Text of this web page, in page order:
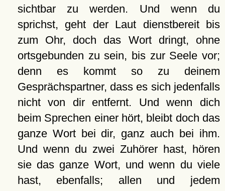
sichtbar zu werden. Und wenn du
sprichst, geht der Laut dienstbereit bis
zum Ohr, doch das Wort dringt, ohne
ortsgebunden zu sein, bis zur Seele vor;
denn es kommt so zu deinem
Gesprächspartner, dass es sich jedenfalls
nicht von dir entfernt. Und wenn dich
beim Sprechen einer hört, bleibt doch das
ganze Wort bei dir, ganz auch bei ihm.
Und wenn du zwei Zuhörer hast, hören
sie das ganze Wort, und wenn du viele
hast, ebenfalls; allen und jedem